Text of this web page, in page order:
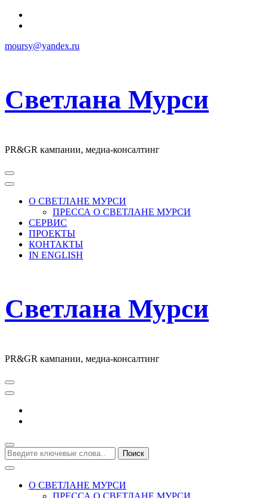
Перейти
moursy@yandex.ru
Светлана Мурси
PR&GR кампании, медиа-консалтинг
О СВЕТЛАНЕ МУРСИ
ПРЕССА О СВЕТЛАНЕ МУРСИ
СЕРВИС
ПРОЕКТЫ
КОНТАКТЫ
IN ENGLISH
Светлана Мурси
PR&GR кампании, медиа-консалтинг
Ищите
что-
то?
О СВЕТЛАНЕ МУРСИ
ПРЕССА О СВЕТЛАНЕ МУРСИ